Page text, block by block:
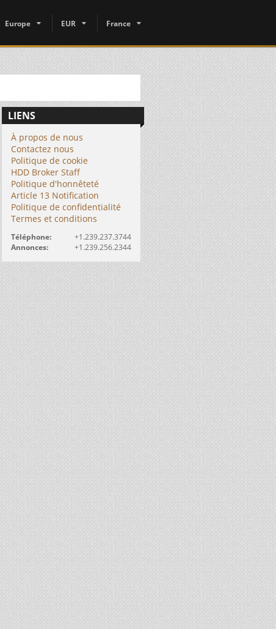
Europe EUR France
LIENS
À propos de nous
Contactez nous
Politique de cookie
HDD Broker Staff
Politique d'honnêteté
Article 13 Notification
Politique de confidentialité
Termes et conditions
Téléphone:
+1.239.237.3744
Annonces:
+1.239.256.2344